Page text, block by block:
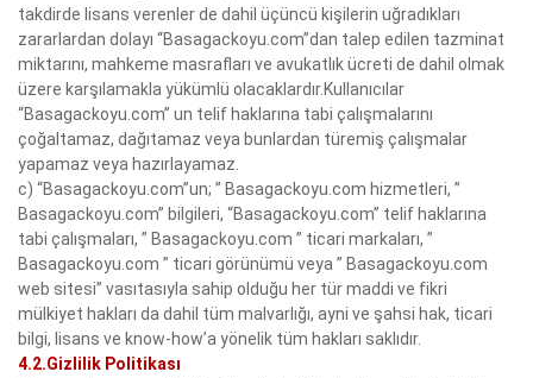
takdirde lisans verenler de dahil üçüncü kişilerin uğradıkları
zararlardan dolayı “Basagackoyu.com”dan talep edilen tazminat
miktarını, mahkeme masrafları ve avukatlık ücreti de dahil olmak
üzere karşılamakla yükümlü olacaklardır.Kullanıcılar
“Basagackoyu.com” un telif haklarına tabi çalışmalarını
çoğaltamaz, dağıtamaz veya bunlardan türemiş çalışmalar
yapamaz veya hazırlayamaz.
c) “Basagackoyu.com”un; ” Basagackoyu.com hizmetleri, ”
Basagackoyu.com” bilgileri, “Basagackoyu.com” telif haklarına
tabi çalışmaları, ” Basagackoyu.com ” ticari markaları, ”
Basagackoyu.com ” ticari görünümü veya ” Basagackoyu.com
web sitesi” vasıtasıyla sahip olduğu her tür maddi ve fikri
mülkiyet hakları da dahil tüm malvarlığı, ayni ve şahsi hak, ticari
bilgi, lisans ve know-how’a yönelik tüm hakları saklıdır.
4.2.Gizlilik Politikası